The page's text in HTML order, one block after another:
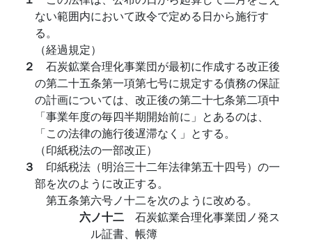
ない範囲内において政令で定める日から施行す
る。
（経過規定）
２ 石炭鉱業合理化事業団が最初に作成する改正後
の第二十五条第一項第七号に規定する債務の保証
の計画については、改正後の第二十七条第二項中
「事業年度の毎四半期開始前に」とあるのは、
「この法律の施行後遅滞なく」とする。
（印紙税法の一部改正）
３ 印紙税法（明治三十二年法律第五十四号）の一
部を次のように改正する。
第五条第六号ノ十二を次のように改める。
六ノ十二 石炭鉱業合理化事業団ノ発ス
ル証書、帳簿